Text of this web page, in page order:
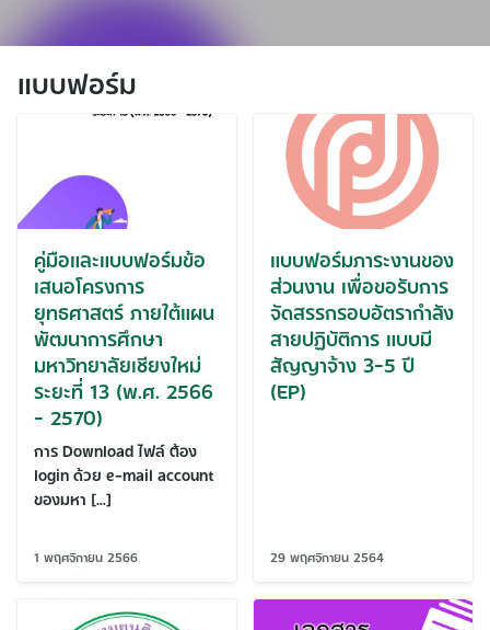
แบบฟอร์ม
คู่มือและแบบฟอร์มข้อ
เสนอโครงการ
ยุทธศาสตร์ ภายใต้แผน
พัฒนาการศึกษา
มหาวิทยาลัยเชียงใหม่
ระยะที่ 13 (พ.ศ. 2566
– 2570)
การ Download ไฟล์ ต้อง
login ด้วย e-mail account
ของมหา […]
1 พฤศจิกายน 2566
แบบฟอร์มภาระงานของ
ส่วนงาน เพื่อขอรับการ
จัดสรรกรอบอัตรากำลัง
สายปฏิบัติการ แบบมี
สัญญาจ้าง 3-5 ปี
(EP)
29 พฤศจิกายน 2564